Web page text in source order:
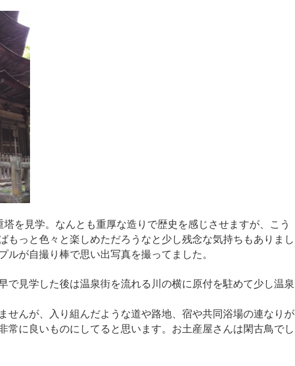
を見学。なんとも重厚な造りで歴史を感じさせますが、こう
もっと色々と楽しめただろうなと少し残念な気持ちもありまし
ルが自撮り棒で思い出写真を撮ってました。
で見学した後は温泉街を流れる川の横に原付を駐めて少し温泉
せんが、入り組んだような道や路地、宿や共同浴場の連なりが
常に良いものにしてると思います。お土産屋さんは閑古鳥でし